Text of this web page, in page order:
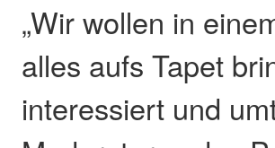
„Wir wollen in
alles aufs Tapet
interessiert und